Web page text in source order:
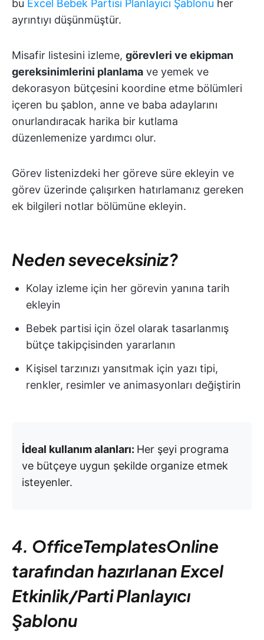
bu Excel Bebek Partisi Planlayıcı Şablonu her
ayrıntıyı düşünmüştür.
Misafir listesini izleme, görevleri ve ekipman
gereksinimlerini planlama ve yemek ve
dekorasyon bütçesini koordine etme bölümleri
içeren bu şablon, anne ve baba adaylarını
onurlandıracak harika bir kutlama
düzenlemenize yardımcı olur.
Görev listenizdeki her göreve süre ekleyin ve
görev üzerinde çalışırken hatırlamanız gereken
ek bilgileri notlar bölümüne ekleyin.
Neden seveceksiniz?
Kolay izleme için her görevin yanına tarih
ekleyin
Bebek partisi için özel olarak tasarlanmış
bütçe takipçisinden yararlanın
Kişisel tarzınızı yansıtmak için yazı tipi,
renkler, resimler ve animasyonları değiştirin
İdeal kullanım alanları: Her şeyi programa
ve bütçeye uygun şekilde organize etmek
isteyenler.
4. OfficeTemplatesOnline
tarafından hazırlanan Excel
Etkinlik/Parti Planlayıcı
Şablonu